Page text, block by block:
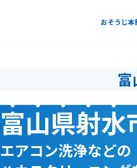
おそうじ本
富山県射水
エアコン洗浄などの